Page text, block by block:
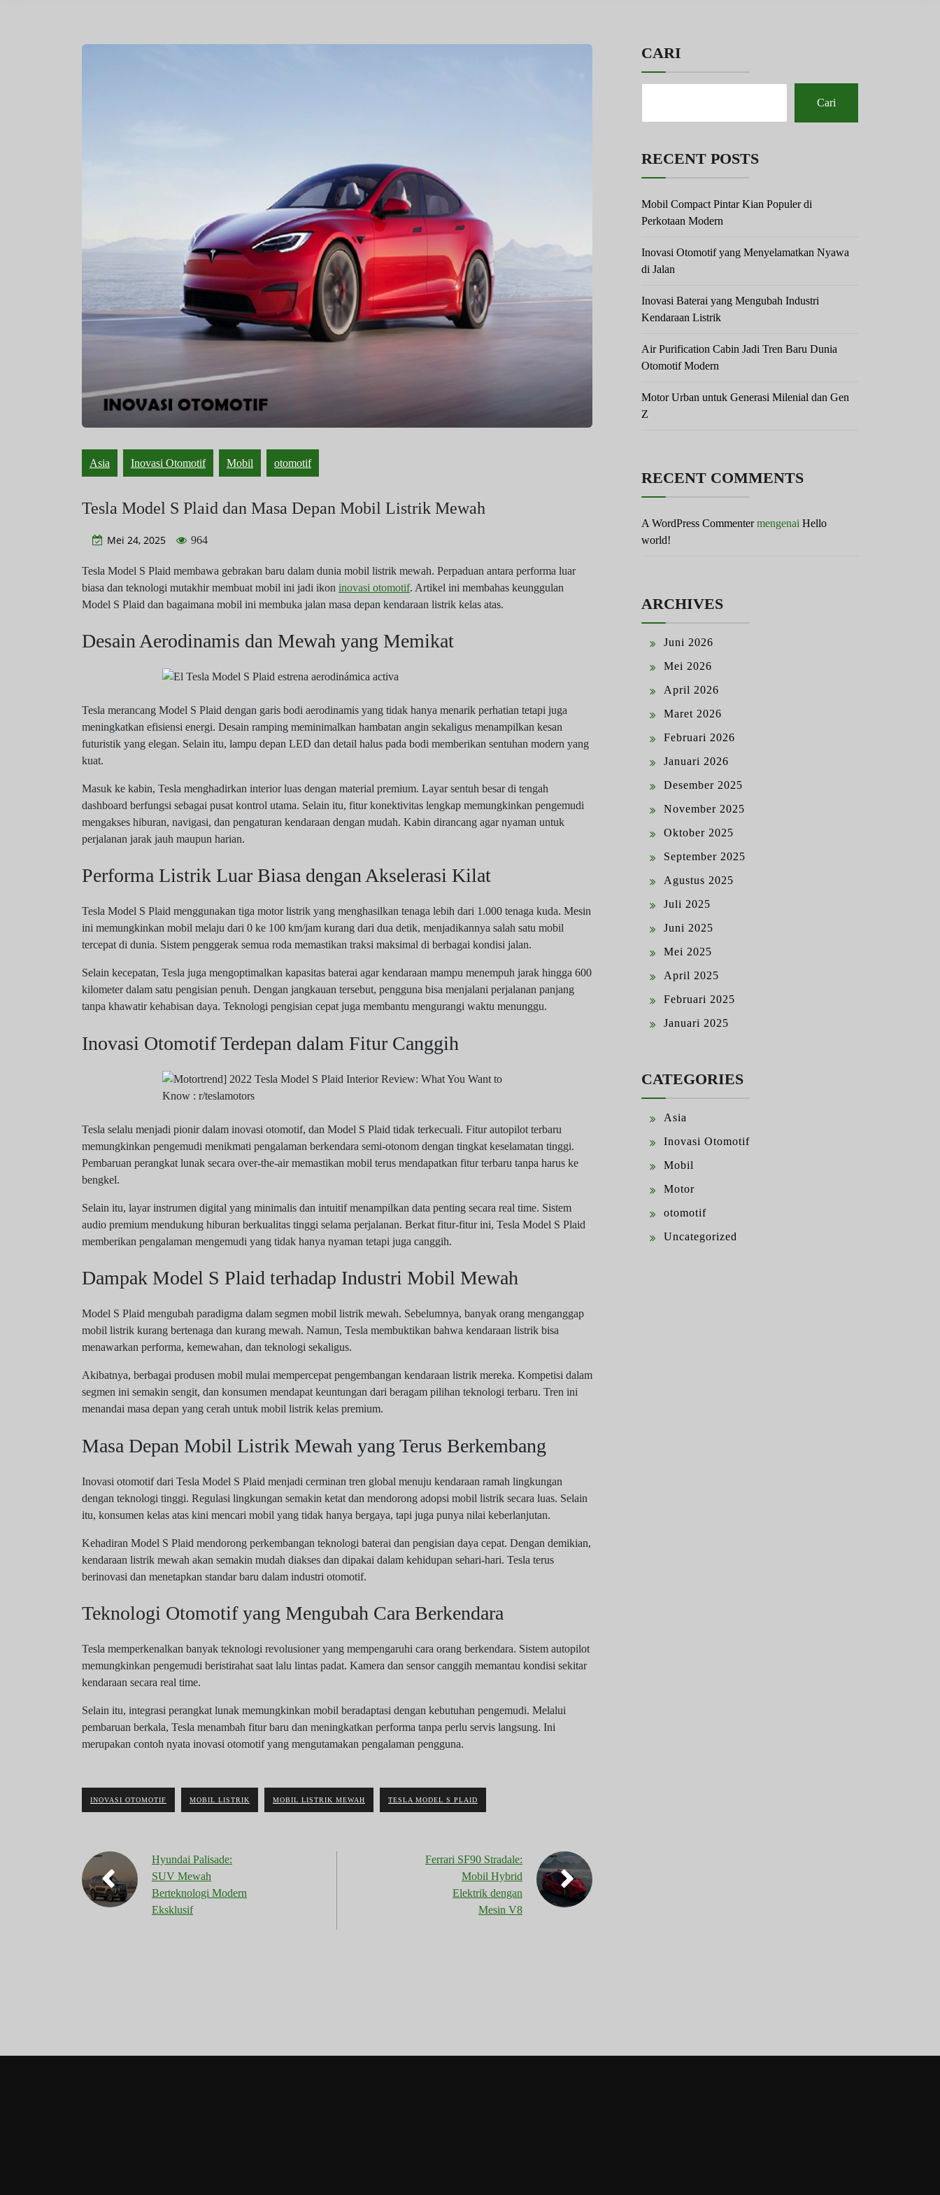
Asia Inovasi Otomotif Mobil otomotif
Tesla Model S Plaid dan Masa Depan Mobil Listrik Mewah
Mei 24, 2025 964
Tesla Model S Plaid membawa gebrakan baru dalam dunia mobil listrik mewah. Perpaduan antara performa luar
biasa dan teknologi mutakhir membuat mobil ini jadi ikon inovasi otomotif. Artikel ini membahas keunggulan
Model S Plaid dan bagaimana mobil ini membuka jalan masa depan kendaraan listrik kelas atas.
Desain Aerodinamis dan Mewah yang Memikat
Tesla merancang Model S Plaid dengan garis bodi aerodinamis yang tidak hanya menarik perhatian tetapi juga
meningkatkan efisiensi energi. Desain ramping meminimalkan hambatan angin sekaligus menampilkan kesan
futuristik yang elegan. Selain itu, lampu depan LED dan detail halus pada bodi memberikan sentuhan modern yang
kuat.
Masuk ke kabin, Tesla menghadirkan interior luas dengan material premium. Layar sentuh besar di tengah
dashboard berfungsi sebagai pusat kontrol utama. Selain itu, fitur konektivitas lengkap memungkinkan pengemudi
mengakses hiburan, navigasi, dan pengaturan kendaraan dengan mudah. Kabin dirancang agar nyaman untuk
perjalanan jarak jauh maupun harian.
Performa Listrik Luar Biasa dengan Akselerasi Kilat
Tesla Model S Plaid menggunakan tiga motor listrik yang menghasilkan tenaga lebih dari 1.000 tenaga kuda. Mesin
ini memungkinkan mobil melaju dari 0 ke 100 km/jam kurang dari dua detik, menjadikannya salah satu mobil
tercepat di dunia. Sistem penggerak semua roda memastikan traksi maksimal di berbagai kondisi jalan.
Selain kecepatan, Tesla juga mengoptimalkan kapasitas baterai agar kendaraan mampu menempuh jarak hingga 600
kilometer dalam satu pengisian penuh. Dengan jangkauan tersebut, pengguna bisa menjalani perjalanan panjang
tanpa khawatir kehabisan daya. Teknologi pengisian cepat juga membantu mengurangi waktu menunggu.
Inovasi Otomotif Terdepan dalam Fitur Canggih
Tesla selalu menjadi pionir dalam inovasi otomotif, dan Model S Plaid tidak terkecuali. Fitur autopilot terbaru
memungkinkan pengemudi menikmati pengalaman berkendara semi-otonom dengan tingkat keselamatan tinggi.
Pembaruan perangkat lunak secara over-the-air memastikan mobil terus mendapatkan fitur terbaru tanpa harus ke
bengkel.
Selain itu, layar instrumen digital yang minimalis dan intuitif menampilkan data penting secara real time. Sistem
audio premium mendukung hiburan berkualitas tinggi selama perjalanan. Berkat fitur-fitur ini, Tesla Model S Plaid
memberikan pengalaman mengemudi yang tidak hanya nyaman tetapi juga canggih.
Dampak Model S Plaid terhadap Industri Mobil Mewah
Model S Plaid mengubah paradigma dalam segmen mobil listrik mewah. Sebelumnya, banyak orang menganggap
mobil listrik kurang bertenaga dan kurang mewah. Namun, Tesla membuktikan bahwa kendaraan listrik bisa
menawarkan performa, kemewahan, dan teknologi sekaligus.
Akibatnya, berbagai produsen mobil mulai mempercepat pengembangan kendaraan listrik mereka. Kompetisi dalam
segmen ini semakin sengit, dan konsumen mendapat keuntungan dari beragam pilihan teknologi terbaru. Tren ini
menandai masa depan yang cerah untuk mobil listrik kelas premium.
Masa Depan Mobil Listrik Mewah yang Terus Berkembang
Inovasi otomotif dari Tesla Model S Plaid menjadi cerminan tren global menuju kendaraan ramah lingkungan
dengan teknologi tinggi. Regulasi lingkungan semakin ketat dan mendorong adopsi mobil listrik secara luas. Selain
itu, konsumen kelas atas kini mencari mobil yang tidak hanya bergaya, tapi juga punya nilai keberlanjutan.
Kehadiran Model S Plaid mendorong perkembangan teknologi baterai dan pengisian daya cepat. Dengan demikian,
kendaraan listrik mewah akan semakin mudah diakses dan dipakai dalam kehidupan sehari-hari. Tesla terus
berinovasi dan menetapkan standar baru dalam industri otomotif.
Teknologi Otomotif yang Mengubah Cara Berkendara
Tesla memperkenalkan banyak teknologi revolusioner yang mempengaruhi cara orang berkendara. Sistem autopilot
memungkinkan pengemudi beristirahat saat lalu lintas padat. Kamera dan sensor canggih memantau kondisi sekitar
kendaraan secara real time.
Selain itu, integrasi perangkat lunak memungkinkan mobil beradaptasi dengan kebutuhan pengemudi. Melalui
pembaruan berkala, Tesla menambah fitur baru dan meningkatkan performa tanpa perlu servis langsung. Ini
merupakan contoh nyata inovasi otomotif yang mengutamakan pengalaman pengguna.
INOVASI OTOMOTIF MOBIL LISTRIK MOBIL LISTRIK MEWAH TESLA MODEL S PLAID
Hyundai Palisade:
SUV Mewah
Berteknologi Modern
Eksklusif
Ferrari SF90 Stradale:
Mobil Hybrid
Elektrik dengan
Mesin V8
CARI
Cari
RECENT POSTS
Mobil Compact Pintar Kian Populer di
Perkotaan Modern
Inovasi Otomotif yang Menyelamatkan Nyawa
di Jalan
Inovasi Baterai yang Mengubah Industri
Kendaraan Listrik
Air Purification Cabin Jadi Tren Baru Dunia
Otomotif Modern
Motor Urban untuk Generasi Milenial dan Gen
Z
RECENT COMMENTS
A WordPress Commentermengenai Hello
world!
ARCHIVES
Juni 2026
Mei 2026
April 2026
Maret 2026
Februari 2026
Januari 2026
Desember 2025
November 2025
Oktober 2025
September 2025
Agustus 2025
Juli 2025
Juni 2025
Mei 2025
April 2025
Februari 2025
Januari 2025
CATEGORIES
Asia
Inovasi Otomotif
Mobil
Motor
otomotif
Uncategorized